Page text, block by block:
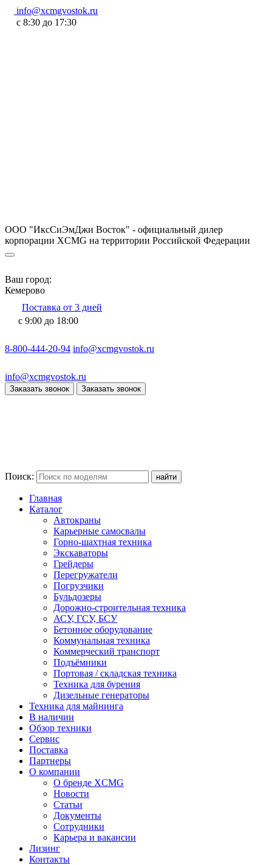
info@xcmgvostok.ru
с 8:30 до 17:30
ООО "ИксСиЭмДжи Восток" - официальный дилер
корпорации XCMG на территории Российской Федерации
Ваш город:
Кемерово
Поставка от 3 дней
с 9:00 до 18:00
8-800-444-20-94 info@xcmgvostok.ru
info@xcmgvostok.ru
Заказать звонок Заказать звонок
Поиск:
Главная
Каталог
Автокраны
Карьерные самосвалы
Горно-шахтная техника
Экскаваторы
Грейдеры
Перегружатели
Погрузчики
Бульдозеры
Дорожно-строительная техника
АСУ, ГСУ, БСУ
Бетонное оборудование
Коммунальная техника
Коммерческий транспорт
Подъёмники
Портовая / складская техника
Техника для бурения
Дизельные генераторы
Техника для майнинга
В наличии
Обзор техники
Сервис
Поставка
Партнеры
О компании
О бренде XCMG
Новости
Статьи
Документы
Сотрудники
Карьера и вакансии
Лизинг
Контакты